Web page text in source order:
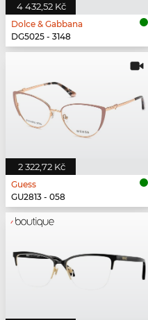
4 432,52 Kč
Dolce & Gabbana
DG5025 - 3148
2 322,72 Kč
Guess
GU2813 - 058